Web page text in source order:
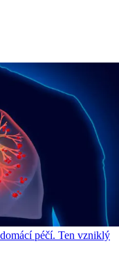
péčí. Ten vzniklý